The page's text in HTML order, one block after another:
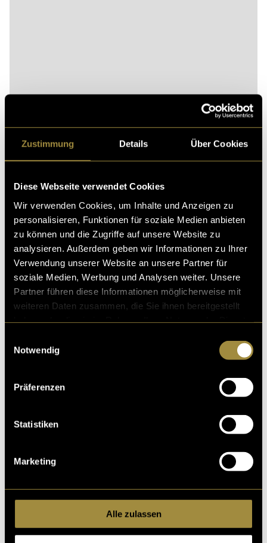
Zustimmung Details Über Cookies
Diese Webseite verwendet Cookies
Wir verwenden Cookies, um Inhalte und Anzeigen zu
personalisieren, Funktionen für soziale Medien anbieten
zu können und die Zugriffe auf unsere Website zu
analysieren. Außerdem geben wir Informationen zu Ihrer
Verwendung unserer Website an unsere Partner für
soziale Medien, Werbung und Analysen weiter. Unsere
Partner führen diese Informationen möglicherweise mit
weiteren Daten zusammen, die Sie ihnen bereitgestellt
Notwendig
Präferenzen
Statistiken
Marketing
Alle zulassen
Cookies um
diesen Inhalt zu sehen.
Ähnliche Artikel